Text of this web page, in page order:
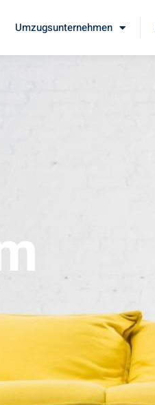
Umzugsunternehmen